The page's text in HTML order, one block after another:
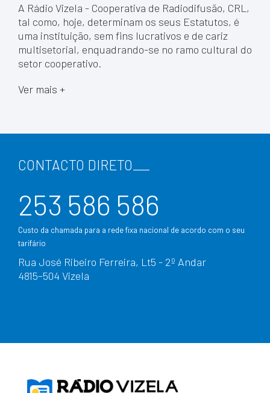
A Rádio Vizela - Cooperativa de Radiodifusão, CRL,
tal como, hoje, determinam os seus Estatutos, é
uma instituição, sem fins lucrativos e de cariz
multisetorial, enquadrando-se no ramo cultural do
setor cooperativo.
Ver mais +
CONTACTO DIRETO
253 586 586
Custo da chamada para a rede fixa nacional de acordo com o seu
tarifário
Rua José Ribeiro Ferreira, Lt5 - 2º Andar
4815–504 Vizela